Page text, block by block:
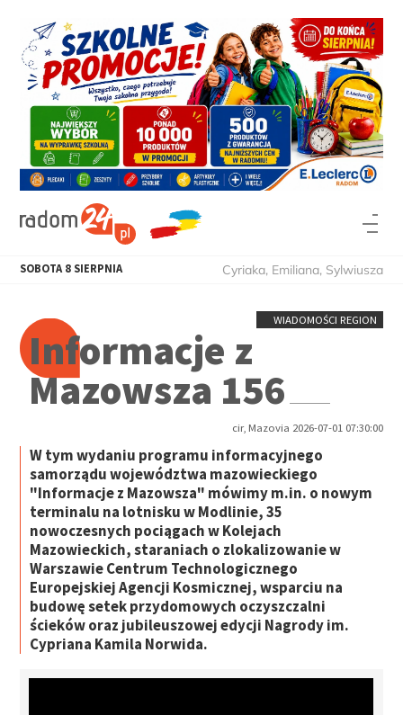
SOBOTA 8 SIERPNIA Cyriaka, Emiliana, Sylwiusza
WIADOMOŚCI REGION
Informacje z
Mazowsza 156
cir, Mazovia 2026-07-01 07:30:00
W tym wydaniu programu informacyjnego
samorządu województwa mazowieckiego
"Informacje z Mazowsza" mówimy m.in. o nowym
terminalu na lotnisku w Modlinie, 35
nowoczesnych pociągach w Kolejach
Mazowieckich, staraniach o zlokalizowanie w
Warszawie Centrum Technologicznego
Europejskiej Agencji Kosmicznej, wsparciu na
budowę setek przydomowych oczyszczalni
ścieków oraz jubileuszowej edycji Nagrody im.
Cypriana Kamila Norwida.